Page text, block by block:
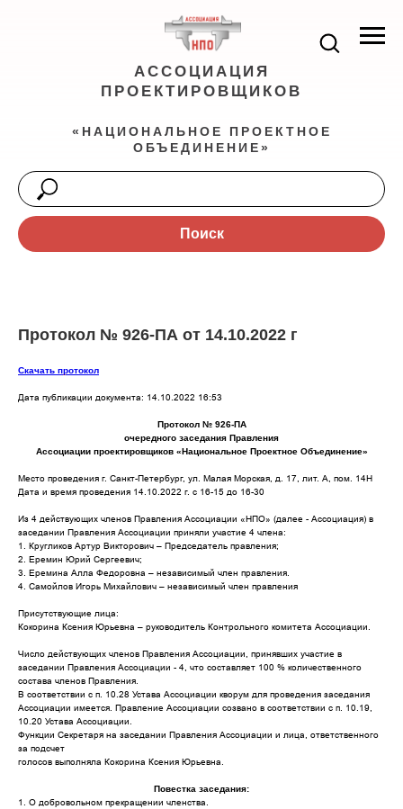
АССОЦИАЦИЯ
ПРОЕКТИРОВЩИКОВ
«НАЦИОНАЛЬНОЕ ПРОЕКТНОЕ
ОБЪЕДИНЕНИЕ»
Поиск
Протокол № 926-ПА от 14.10.2022 г
Скачать протокол
Дата публикации документа: 14.10.2022 16:53
Протокол № 926-ПА
очередного заседания Правления
Ассоциации проектировщиков «Национальное Проектное Объединение»
Место проведения г. Санкт-Петербург, ул. Малая Морская, д. 17, лит. А, пом. 14Н
Дата и время проведения 14.10.2022 г. с 16-15 до 16-30
Из 4 действующих членов Правления Ассоциации «НПО» (далее - Ассоциация) в
заседании Правления Ассоциации приняли участие 4 члена:
1. Кругликов Артур Викторович – Председатель правления;
2. Еремин Юрий Сергеевич;
3. Еремина Алла Федоровна – независимый член правления.
4. Самойлов Игорь Михайлович – независимый член правления
Присутствующие лица:
Кокорина Ксения Юрьевна – руководитель Контрольного комитета Ассоциации.
Число действующих членов Правления Ассоциации, принявших участие в
заседании Правления Ассоциации - 4, что составляет 100 % количественного
состава членов Правления.
В соответствии с п. 10.28 Устава Ассоциации кворум для проведения заседания
Ассоциации имеется. Правление Ассоциации созвано в соответствии с п. 10.19,
10.20 Устава Ассоциации.
Функции Секретаря на заседании Правления Ассоциации и лица, ответственного
за подсчет
голосов выполняла Кокорина Ксения Юрьевна.
Повестка заседания:
1. О добровольном прекращении членства.